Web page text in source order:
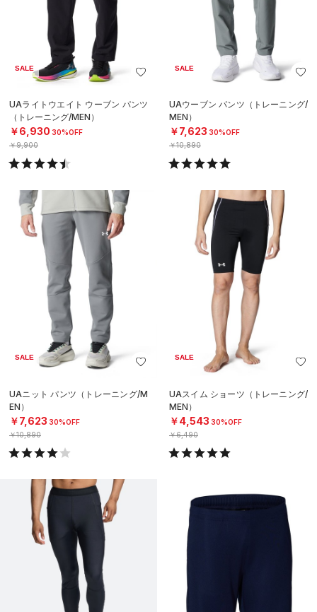
SALE
UAライトウエイト ウーブン パンツ
（トレーニング/MEN）
￥6,930 30%OFF
￥9,900
SALE
UAウーブン パンツ（トレーニング/
MEN）
￥7,623 30%OFF
￥10,890
SALE
UAニット パンツ（トレーニング/M
EN）
￥7,623 30%OFF
￥10,890
SALE
UAスイム ショーツ（トレーニング/
MEN）
￥4,543 30%OFF
￥6,490